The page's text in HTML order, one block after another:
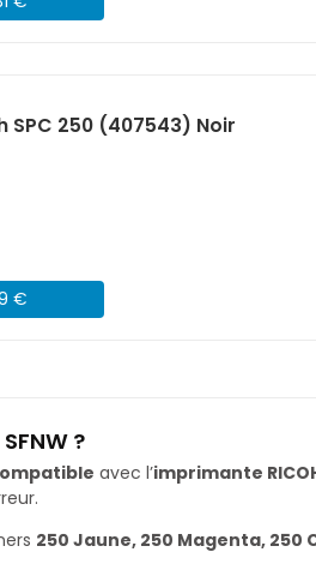
SPC 250 (407543) Noir
€
?
avec l’imprimante RICOH
250 Jaune, 250 Magenta, 250